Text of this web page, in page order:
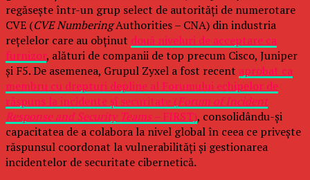
regăsește într-un grup select de autorități de numerotare
CVE (CVE NumberingAuthorities – CNA) din industria
rețelelor care au obținut două niveluri de acceptare ca
furnizor, alături de companii de top precum Cisco, Juniper
și F5. De asemenea, Grupul Zyxel a fost recent aprobat ca
membru cu drepturi depline al Forumului echipelor de
răspuns la incidente și securitate (Forum of Incident
Response and Security Teams –FIRST), consolidându-și
capacitatea de a colabora la nivel global în ceea ce privește
răspunsul coordonat la vulnerabilități și gestionarea
incidentelor de securitate cibernetică.